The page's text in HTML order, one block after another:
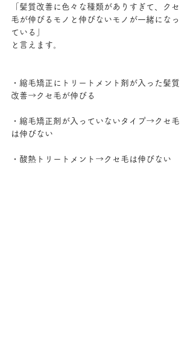
「髪質改善に色々な種類がありすぎて、クセ
毛が伸びるモノと伸びないモノが一緒になっ
ている」
と言えます。
・縮毛矯正にトリートメント剤が入った髪質
改善→クセ毛が伸びる
・縮毛矯正剤が入っていないタイプ→クセ毛
は伸びない
・酸熱トリートメント→クセ毛は伸びない